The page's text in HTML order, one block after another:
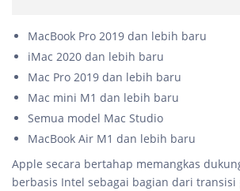
MacBook Pro 2019 dan lebih baru
iMac 2020 dan lebih baru
Mac Pro 2019 dan lebih baru
Mac mini M1 dan lebih baru
Semua model Mac Studio
MacBook Air M1 dan lebih baru
Apple secara bertahap memangkas
berbasis Intel sebagai bagian dari transisi